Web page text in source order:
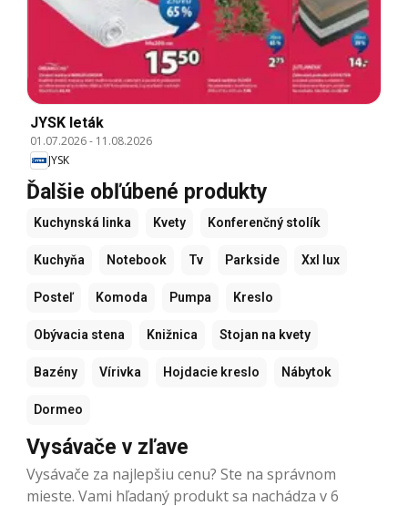
JYSK leták
01.07.2026- 11.08.2026
JYSK
Ďalšie obľúbené produkty
Kuchynská linka Kvety Konferenčný stolík
Kuchyňa Notebook Tv Parkside Xxl lux
Posteľ Komoda Pumpa Kreslo
Obývacia stena Knižnica Stojan na kvety
Bazény Vírivka Hojdacie kreslo Nábytok
Dormeo
Vysávače v zľave
Vysávače za najlepšiu cenu? Ste na správnom
mieste. Vami hľadaný produkt sa nachádza v 6